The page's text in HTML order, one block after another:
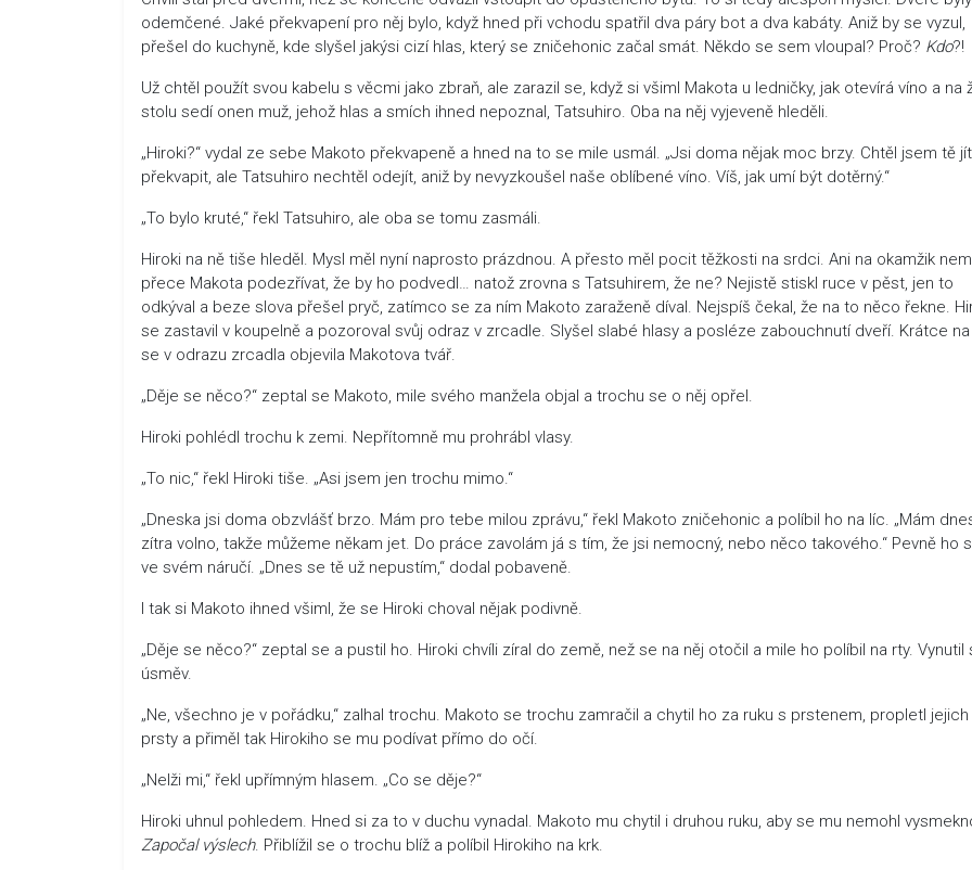
odemčené. Jaké překvapení pro něj bylo, když hned při vchodu spatřil dva páry bot a dva kabáty. Aniž by se vyzul,
přešel do kuchyně, kde slyšel jakýsi cizí hlas, který se zničehonic začal smát. Někdo se sem vloupal? Proč? Kdo?!
Už chtěl použít svou kabelu s věcmi jako zbraň, ale zarazil se, když si všiml Makota u ledničky, jak otevírá víno a na
stolu sedí onen muž, jehož hlas a smích ihned nepoznal, Tatsuhiro. Oba na něj vyjeveně hleděli.
„Hiroki?“ vydal ze sebe Makoto překvapeně a hned na to se mile usmál. „Jsi doma nějak moc brzy. Chtěl jsem tě jít
překvapit, ale Tatsuhiro nechtěl odejít, aniž by nevyzkoušel naše oblíbené víno. Víš, jak umí být dotěrný.“
„To bylo kruté,“ řekl Tatsuhiro, ale oba se tomu zasmáli.
Hiroki na ně tiše hleděl. Mysl měl nyní naprosto prázdnou. A přesto měl pocit těžkosti na srdci. Ani na okamžik
přece Makota podezřívat, že by ho podvedl… natož zrovna s Tatsuhirem, že ne? Nejistě stiskl ruce v pěst, jen to
odkýval a beze slova přešel pryč, zatímco se za ním Makoto zaraženě díval. Nejspíš čekal, že na to něco řekne.
se zastavil v koupelně a pozoroval svůj odraz v zrcadle. Slyšel slabé hlasy a posléze zabouchnutí dveří. Krátce
se v odrazu zrcadla objevila Makotova tvář.
„Děje se něco?“ zeptal se Makoto, mile svého manžela objal a trochu se o něj opřel.
Hiroki pohlédl trochu k zemi. Nepřítomně mu prohrábl vlasy.
„To nic,“ řekl Hiroki tiše. „Asi jsem jen trochu mimo.“
„Dneska jsi doma obzvlášť brzo. Mám pro tebe milou zprávu,“ řekl Makoto zničehonic a políbil ho na líc. „Mám
zítra volno, takže můžeme někam jet. Do práce zavolám já s tím, že jsi nemocný, nebo něco takového.“ Pevně ho
ve svém náručí. „Dnes se tě už nepustím,“ dodal pobaveně.
I tak si Makoto ihned všiml, že se Hiroki choval nějak podivně.
„Děje se něco?“ zeptal se a pustil ho. Hiroki chvíli zíral do země, než se na něj otočil a mile ho políbil na rty. Vynutil
úsměv.
„Ne, všechno je v pořádku,“ zalhal trochu. Makoto se trochu zamračil a chytil ho za ruku s prstenem, propletl jejich
prsty a přiměl tak Hirokiho se mu podívat přímo do očí.
„Nelži mi,“ řekl upřímným hlasem. „Co se děje?“
Hiroki uhnul pohledem. Hned si za to v duchu vynadal. Makoto mu chytil i druhou ruku, aby se mu nemohl
Započal výslech. Přiblížil se o trochu blíž a políbil Hirokiho na krk.